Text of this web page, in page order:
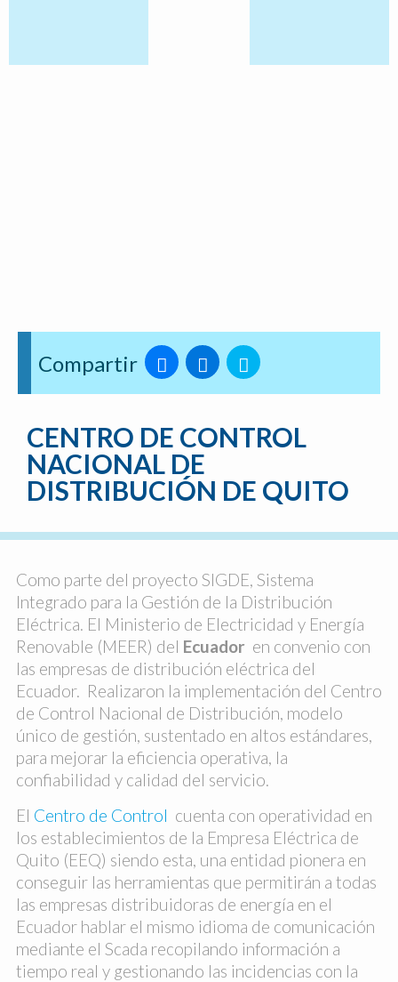
Compartir
CENTRO DE CONTROL
NACIONAL DE
DISTRIBUCIÓN DE QUITO
Como parte del proyecto SIGDE, Sistema
Integrado para la Gestión de la Distribución
Eléctrica. El Ministerio de Electricidad y Energía
Renovable (MEER) del Ecuador en convenio con
las empresas de distribución eléctrica del
Ecuador. Realizaron la implementación del Centro
de Control Nacional de Distribución, modelo
único de gestión, sustentado en altos estándares,
para mejorar la eficiencia operativa, la
confiabilidad y calidad del servicio.
El Centro de Control cuenta con operatividad en
los establecimientos de la Empresa Eléctrica de
Quito (EEQ) siendo esta, una entidad pionera en
conseguir las herramientas que permitirán a todas
las empresas distribuidoras de energía en el
Ecuador hablar el mismo idioma de comunicación
mediante el Scada recopilando información a
tiempo real y gestionando las incidencias con la